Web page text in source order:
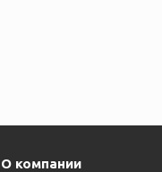
О компании